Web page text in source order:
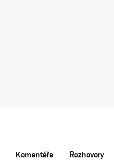
Komentáře Rozhovory